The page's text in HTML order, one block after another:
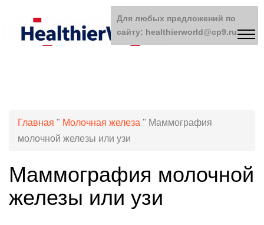
Главная " Молочная железа " Маммография
молочной железы или узи
Маммография молочной
железы или узи
Для любых предложений по
сайту: healthierworld@cp9.ru